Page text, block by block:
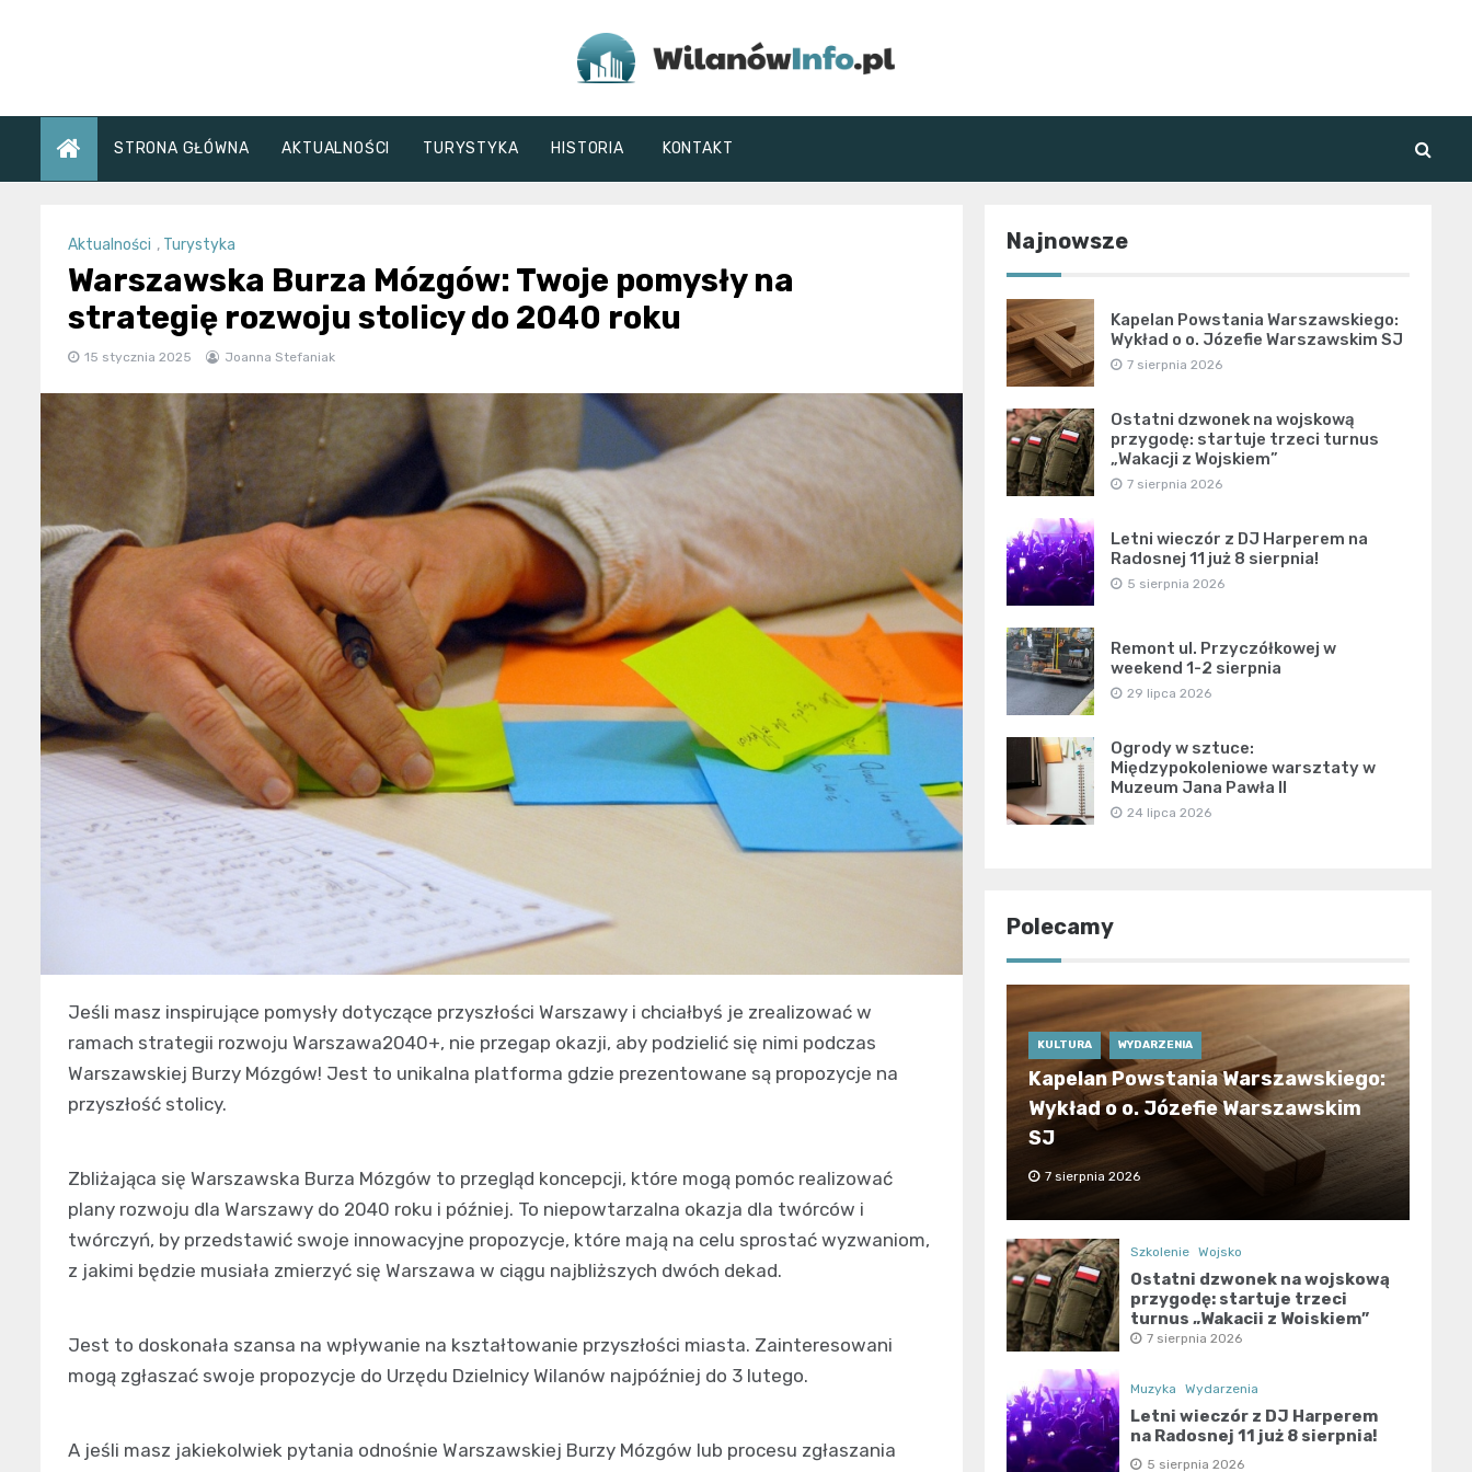
WilanówInfo.pl
STRONA GŁÓWNA AKTUALNOŚCI TURYSTYKA HISTORIA KONTAKT
Aktualności , Turystyka
Warszawska Burza Mózgów: Twoje pomysły na
strategię rozwoju stolicy do 2040 roku
15 stycznia 2025 Joanna Stefaniak
Jeśli masz inspirujące pomysły dotyczące przyszłości Warszawy i chciałbyś je zrealizować w
ramach strategii rozwoju Warszawa2040+, nie przegap okazji, aby podzielić się nimi podczas
Warszawskiej Burzy Mózgów! Jest to unikalna platforma gdzie prezentowane są propozycje na
przyszłość stolicy.
Zbliżająca się Warszawska Burza Mózgów to przegląd koncepcji, które mogą pomóc realizować
plany rozwoju dla Warszawy do 2040 roku i później. To niepowtarzalna okazja dla twórców i
twórczyń, by przedstawić swoje innowacyjne propozycje, które mają na celu sprostać wyzwaniom,
z jakimi będzie musiała zmierzyć się Warszawa w ciągu najbliższych dwóch dekad.
Jest to doskonała szansa na wpływanie na kształtowanie przyszłości miasta. Zainteresowani
mogą zgłaszać swoje propozycje do Urzędu Dzielnicy Wilanów najpóźniej do 3 lutego.
A jeśli masz jakiekolwiek pytania odnośnie Warszawskiej Burzy Mózgów lub procesu zgłaszania
Najnowsze
Kapelan Powstania Warszawskiego:
Wykład o o. Józefie Warszawskim SJ
7 sierpnia 2026
Ostatni dzwonek na wojskową
przygodę: startuje trzeci turnus
„Wakacji z Wojskiem”
7 sierpnia 2026
Letni wieczór z DJ Harperem na
Radosnej 11 już 8 sierpnia!
5 sierpnia 2026
Remont ul. Przyczółkowej w
weekend 1-2 sierpnia
29 lipca 2026
Ogrody w sztuce:
Międzypokoleniowe warsztaty w
Muzeum Jana Pawła II
24 lipca 2026
Polecamy
KULTURA WYDARZENIA
Kapelan Powstania Warszawskiego:
Wykład o o. Józefie Warszawskim
SJ
7 sierpnia 2026
Szkolenie Wojsko
Ostatni dzwonek na wojskową
przygodę: startuje trzeci
turnus „Wakacji z Wojskiem”
7 sierpnia 2026
Muzyka Wydarzenia
Letni wieczór z DJ Harperem
na Radosnej 11 już 8 sierpnia!
5 sierpnia 2026